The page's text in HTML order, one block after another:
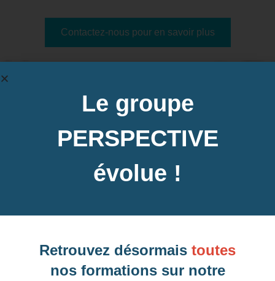
Contactez-nous pour en savoir plus
Dates des prochaines sessions à
Dunkerque, 59 (Nord)
Contactez-nous pour demander votre inscription
Le groupe
PERSPECTIVE
évolue !
Retrouvez désormais toutes
nos formations sur notre